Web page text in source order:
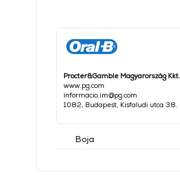
Procter&Gamble Magyarország Kkt.
www.pg.com
informacio.im@pg.com
1082, Budapest, Kisfaludi utca 38.
Boja